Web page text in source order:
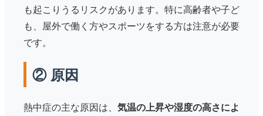
も起こりうるリスクがあります。特に高齢者や子ど
も、屋外で働く方やスポーツをする方は注意が必要
です。
② 原因
熱中症の主な原因は、 気温の上昇や湿度の高さによ